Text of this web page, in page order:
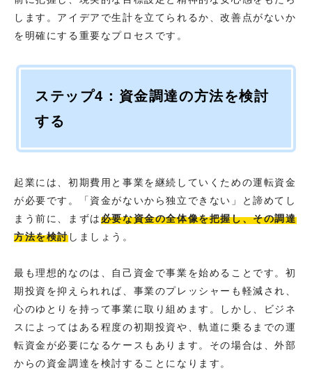
します。アイデアで生計を立てられるか、改善点がないか
を明確にする重要なプロセスです。
ステップ4：資金調達の方法を検討
する
起業には、初期費用と事業を継続していくための運転資金
が必要です。「資金がないから独立できない」と諦めてし
まう前に、まずは必要な資金の全体像を把握し、その調達
方法を検討しましょう。
最も理想的なのは、自己資金で事業を始めることです。初
期投資を抑えられれば、事業のプレッシャーも軽減され、
心のゆとりを持って事業に取り組めます。しかし、ビジネ
スによってはある程度の初期投資や、軌道に乗るまでの運
転資金が必要になるケースもあります。その場合は、外部
からの資金調達を検討することになります。